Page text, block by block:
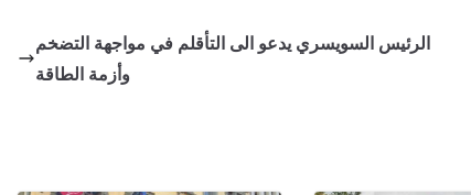
الرئيس السويسري يدعو الى التأقلم في مواجهة التضخم
وأزمة الطاقة